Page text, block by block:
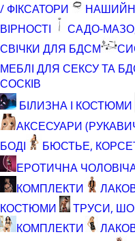
/ ФІКСАТОРИ
ВІРНОСТІ
САДО-
СВІЧКИ ДЛЯ БДСМ
МЕБЛІ ДЛЯ СЕКСУ ТА
СОСКІВ
БІЛИЗНА І КОСТЮМИ
АКСЕСУАРИ
БОДІ
БЮСТЬЕ,
ЕРОТИЧНА
КОМПЛЕКТИ
КОСТЮМИ
ТРУСИ,
КОМПЛЕКТИ